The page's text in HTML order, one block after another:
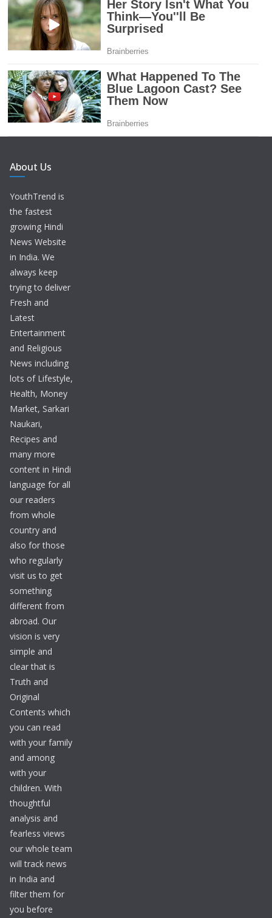
About Us
YouthTrend is
the fastest
growing Hindi
News Website
in India. We
always keep
trying to deliver
Fresh and
Latest
Entertainment
and Religious
News including
lots of Lifestyle,
Health, Money
Market, Sarkari
Naukari,
Recipes and
many more
content in Hindi
language for all
our readers
from whole
country and
also for those
who regularly
visit us to get
something
different from
abroad. Our
vision is very
simple and
clear that is
Truth and
Original
Contents which
you can read
with your family
and among
with your
children. With
thoughtful
analysis and
fearless views
our whole team
will track news
in India and
filter them for
you before